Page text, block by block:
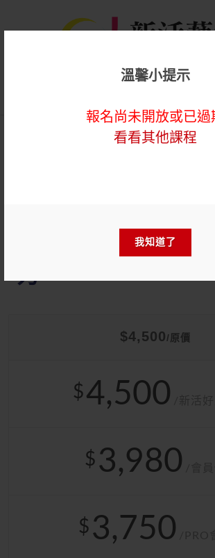
溫馨小提示
報名尚未開放或已過
看看其他課程
我知道了
術輔療師精進課程-
力
$4,500/原價
$4,500
$ 3,980
$ 3,750